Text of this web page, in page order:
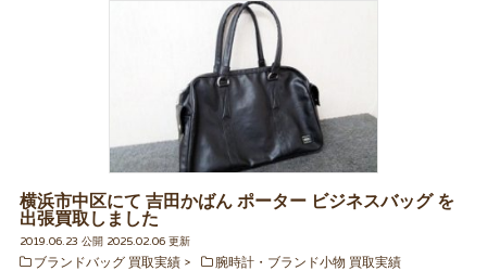
横浜市中区にて 吉田かばん ポーター ビジネスバッグ を
出張買取しました
2019.06.23 公開 2025.02.06 更新
ブランドバッグ 買取実績
腕時計・ブランド小物 買取実績